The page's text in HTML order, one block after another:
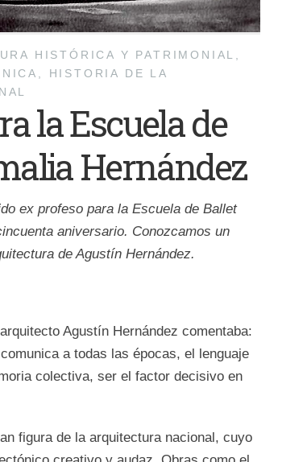
HISTÓRICA Y PATRIMONIAL
HISTORIA DE LA
la Escuela de
Hernández
ex profeso para la Escuela de Ballet
aniversario. Conozcamos un
de Agustín Hernández.
Agustín Hernández comentaba:
a todas las épocas, el lenguaje
colectiva, ser el factor decisivo en
figura de la arquitectura nacional, cuyo